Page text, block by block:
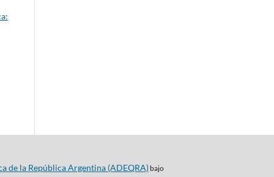
de la República Argentina (ADEQRA)bajo